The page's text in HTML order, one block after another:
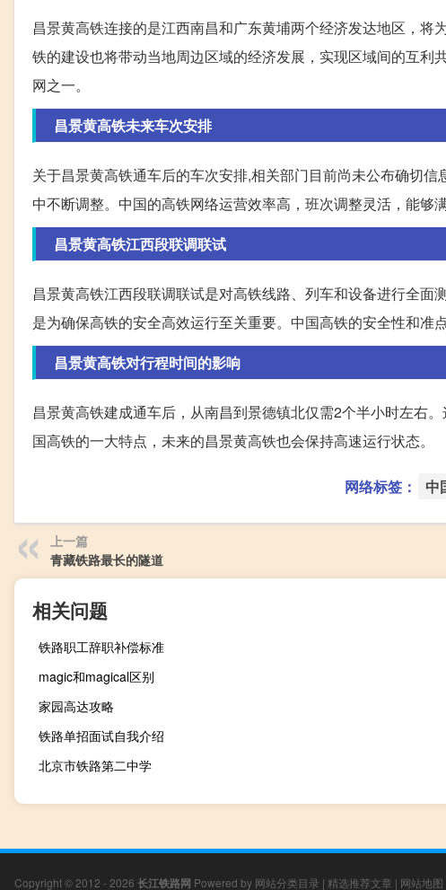
昌景黄高铁连接的是江西南昌和广东黄埔两个经济发达地区，
铁的建设也将带动当地周边区域的经济发展，实现区域间的互
网之一。
昌景黄高铁未来车次安排
关于昌景黄高铁通车后的车次安排,相关部门目前尚未公布确切
中不断调整。中国的高铁网络运营效率高，班次调整灵活，能够
昌景黄高铁江西段联调联试
昌景黄高铁江西段联调联试是对高铁线路、列车和设备进行全
是为确保高铁的安全高效运行至关重要。中国高铁的安全性和准
昌景黄高铁对行程时间的影响
昌景黄高铁建成通车后，从南昌到景德镇北仅需2个半小时左右
国高铁的一大特点，未来的昌景黄高铁也会保持高速运行状态。
网络标签： 中
上一篇
青藏铁路最长的隧道
相关问题
铁路职工辞职补偿标准
magic和magical区别
家园高达攻略
铁路单招面试自我介绍
北京市铁路第二中学
Copyright © 2012 - 2026 长江铁路网 Powered by 网站分类目录 | 精选推荐文章 | 网站地图